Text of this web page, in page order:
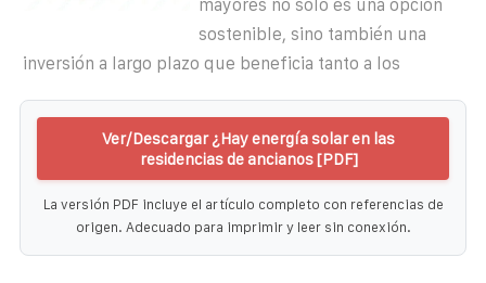
mayores no solo es una opción
sostenible, sino también una
inversión a largo plazo que beneficia tanto a los
Ver/Descargar ¿Hay energía solar en las
residencias de ancianos [PDF]
La versión PDF incluye el artículo completo con referencias de
origen. Adecuado para imprimir y leer sin conexión.